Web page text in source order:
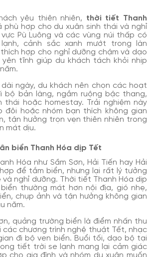
yêu thiên nhiên, thời tiết Thanh
phù hợp cho du xuân sinh thái và nghỉ
Pù Luông và các vùng núi thấp có
cảnh sắc xanh mướt trong làn
hợp cho nghỉ dưỡng chậm và dạo
yên tĩnh giúp du khách tách khỏi nhịp
ngày, du khách nên chọn các hoạt
bộ bản làng, ngắm ruộng bậc thang,
thái hoặc homestay. Trải nghiệm này
đôi hoặc nhóm bạn thích không gian
tận hưởng trọn vẹn thiên nhiên trong
mát dịu.
biển Thanh Hóa dịp Tết
Hóa như Sầm Sơn, Hải Tiến hay Hải
để tắm biển, nhưng lại rất lý tưởng
và nghỉ dưỡng. Thời tiết Thanh Hóa dịp
thường mát hơn nội địa, gió nhẹ,
chụp ảnh và tận hưởng không gian
năm.
quảng trường biển là điểm nhấn thu
các chương trình nghệ thuật Tết, nhạc
đi bộ ven biển. Buổi tối, dạo bộ tại
tiết trời se lạnh mang lại cảm giác
cho gia đình và nhóm du xuân muốn